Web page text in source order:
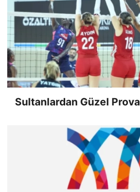
Sultanlardan Güzel Prova